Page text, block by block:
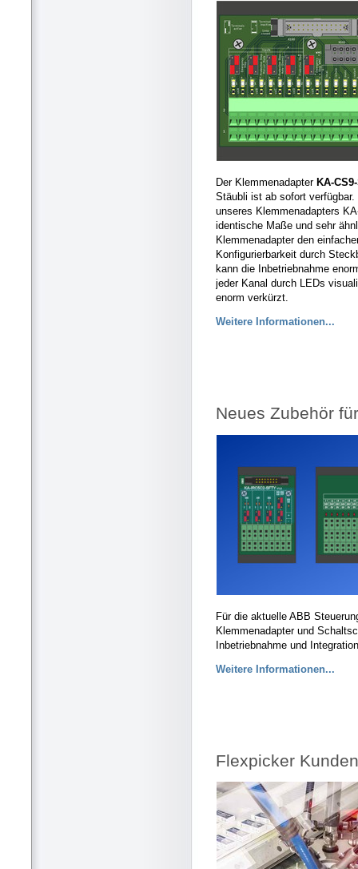
Der Klemmenadapter KA-
Stäubli ist ab sofort
unseres Klemmenadapters
identische Maße und sehr
Klemmenadapter den
Konfigurierbarkeit durch
kann die Inbetriebnahme
jeder Kanal durch LEDs
enorm verkürzt.
Weitere Informationen...
Neues Zubehör
Für die aktuelle ABB
Klemmenadapter und
Inbetriebnahme und
Weitere Informationen...
Flexpicker